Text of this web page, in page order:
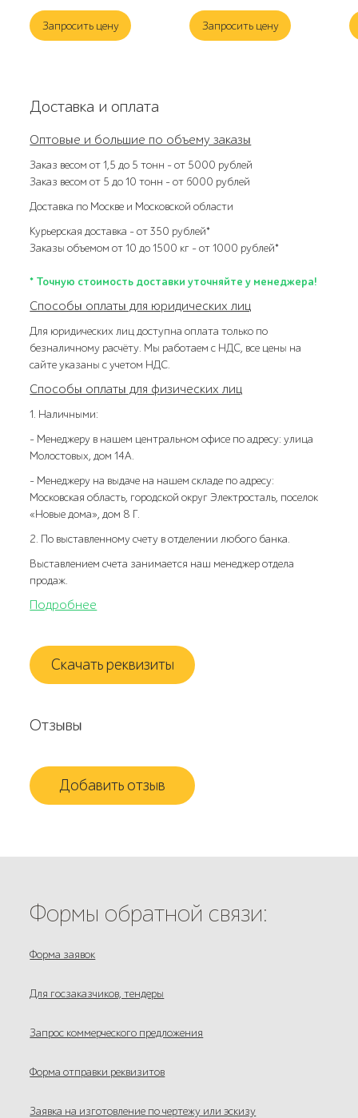
Запросить цену Запросить цену
Доставка и оплата
Оптовые и большие по объему заказы
Заказ весом от 1,5 до 5 тонн – от 5000 рублей
Заказ весом от 5 до 10 тонн – от 6000 рублей
Доставка по Москве и Московской области
Курьерская доставка – от 350 рублей*
Заказы объемом от 10 до 1500 кг – от 1000 рублей*
* Точную стоимость доставки уточняйте у менеджера!
Способы оплаты для юридических лиц
Для юридических лиц доступна оплата только по
безналичному расчёту. Мы работаем с НДС, все цены на
сайте указаны с учетом НДС.
Способы оплаты для физических лиц
1. Наличными:
- Менеджеру в нашем центральном офисе по адресу: улица
Молостовых, дом 14А.
- Менеджеру на выдаче на нашем складе по адресу:
Московская область, городской округ Электросталь, поселок
«Новые дома», дом 8 Г.
2. По выставленному счету в отделении любого банка.
Выставлением счета занимается наш менеджер отдела
продаж.
Подробнее
Скачать реквизиты
Отзывы
Добавить отзыв
Формы обратной связи:
Форма заявок
Для госзаказчиков, тендеры
Запрос коммерческого предложения
Форма отправки реквизитов
Заявка на изготовление по чертежу или эскизу